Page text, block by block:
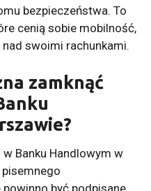
bezpieczeństwa. To
cenią sobie mobilność,
swoimi rachunkami.
zamknąć
Banku Handlowym w